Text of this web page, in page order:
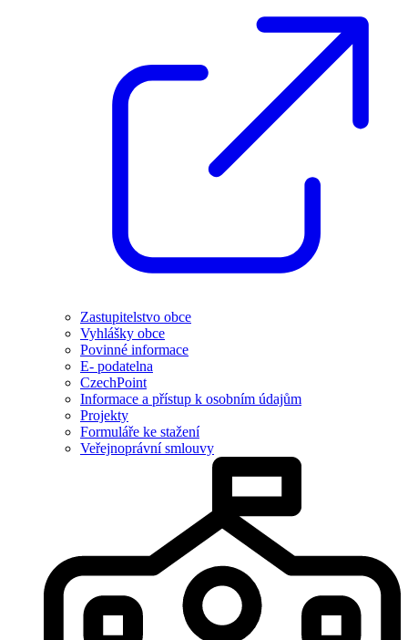
Zastupitelstvo obce
Vyhlášky obce
Povinné informace
E- podatelna
CzechPoint
Informace a přístup k osobním údajům
Projekty
Formuláře ke stažení
Veřejnoprávní smlouvy